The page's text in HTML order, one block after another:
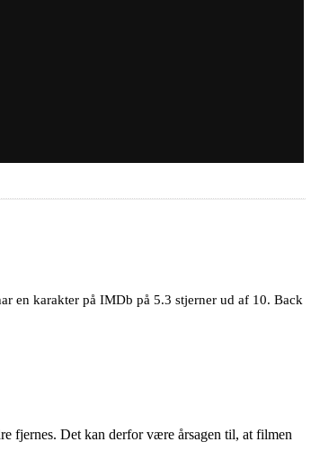
en karakter på IMDb på 5.3 stjerner ud af 10. Back
fjernes. Det kan derfor være årsagen til, at filmen